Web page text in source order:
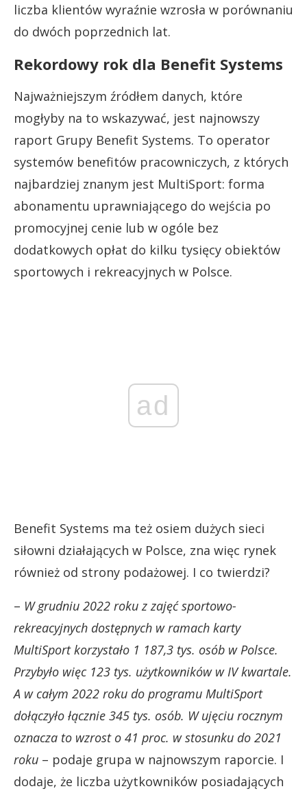
liczba klientów wyraźnie wzrosła w porównaniu
do dwóch poprzednich lat.
Rekordowy rok dla Benefit Systems
Najważniejszym źródłem danych, które
mogłyby na to wskazywać, jest najnowszy
raport Grupy Benefit Systems. To operator
systemów benefitów pracowniczych, z których
najbardziej znanym jest MultiSport: forma
abonamentu uprawniającego do wejścia po
promocyjnej cenie lub w ogóle bez
dodatkowych opłat do kilku tysięcy obiektów
sportowych i rekreacyjnych w Polsce.
ad
Benefit Systems ma też osiem dużych sieci
siłowni działających w Polsce, zna więc rynek
również od strony podażowej. I co twierdzi?
– W grudniu 2022 roku z zajęć sportowo-
rekreacyjnych dostępnych w ramach karty
MultiSport korzystało 1 187,3 tys. osób w Polsce.
Przybyło więc 123 tys. użytkowników w IV kwartale.
A w całym 2022 roku do programu MultiSport
dołączyło łącznie 345 tys. osób. W ujęciu rocznym
oznacza to wzrost o 41 proc. w stosunku do 2021
roku – podaje grupa w najnowszym raporcie. I
dodaje, że liczba użytkowników posiadających